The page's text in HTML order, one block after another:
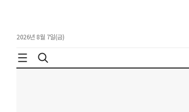
2026년 8월 7일(금)